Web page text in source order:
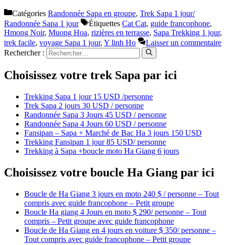
Catégories Randonnée Sapa en groupe, Trek Sapa 1 jour/
Randonnée Sapa 1 jour
Étiquettes Cat Cat, guide francophone,
Hmong Noir, Muong Hoa, rizières en terrasse, Sapa Trekking 1 jour,
trek facile, voyage Sapa 1 jour, Y linh Ho
Laisser un commentaire
Rechercher :
Choisissez votre trek Sapa par ici
Trekking Sapa 1 jour 15 USD /personne
Trek Sapa 2 jours 30 USD / personne
Randonnée Sapa 3 Jours 45 USD / personne
Randonnée Sapa 4 Jours 60 USD / personne
Fansipan – Sapa + Marché de Bac Ha 3 jours 150 USD
Trekking Fansipan 1 jour 85 USD/ personne
Trekking à Sapa +boucle moto Ha Giang 6 jours
Choisissez votre boucle Ha Giang par ici
Boucle de Ha Giang 3 jours en moto 240 $ / personne – Tout
compris avec guide francophone – Petit groupe
Boucle Ha giang 4 Jours en moto $ 290/ personne – Tout
compris – Petit groupe avec guide francophone
Boucle de Ha Giang en 4 jours en voiture $ 350/ personne –
Tout compris avec guide francophone – Petit groupe